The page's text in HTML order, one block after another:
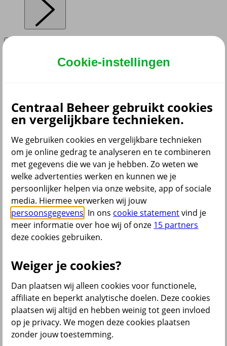
Aansprakelijkheidsverzekering
Annuleringsverzekering
Autoverzekering
Bromfietsverzekering
Fietsverzekering
Inboedelverzekering
Opstalverzekering
Overlijdensrisicoverzekering
Reisverzekering
Rechtsbijstandverzekering
Scooterverzekering
Woonverzekering
Alle verzekeringen
Bekijk ook
Groene kaart auto
WA Autoverzekering
WA+ Beperkt Casco Autoverzekering
Bakfiets verzekeren
Collectiviteitskorting
Schade melden
Wijzigen uitvaartverzekering
Verzekering aanpassen
Cookie-instellingen
Centraal Beheer gebruikt cookies
en vergelijkbare technieken.
We gebruiken cookies en vergelijkbare technieken
om je online gedrag te analyseren en te combineren
met gegevens die we van je hebben. Zo weten we
welke advertenties werken en kunnen we je
persoonlijker helpen via onze website, app of sociale
media. Hiermee verwerken wij jouw
persoonsgegevens . In ons cookie statementvind je
meer informatie over hoe wij of onze 15 partners
deze cookies gebruiken.
Weiger je cookies?
Dan plaatsen wij alleen cookies voor functionele,
affiliate en beperkt analytische doelen. Deze cookies
plaatsen wij altijd en hebben weinig tot geen invloed
op je privacy. We mogen deze cookies plaatsen
zonder jouw toestemming.